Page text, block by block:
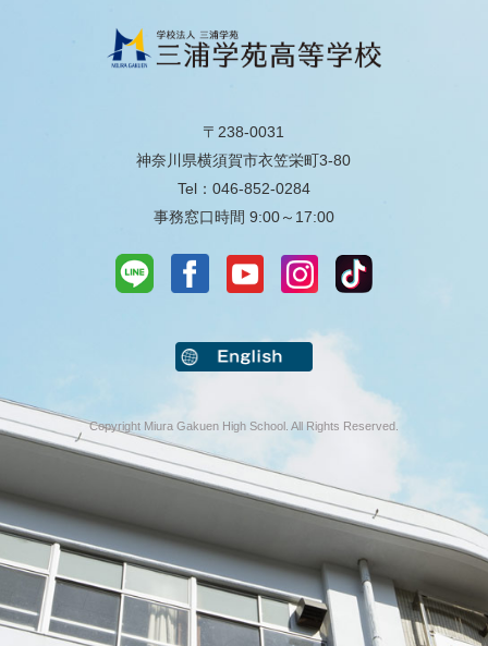
〒238-0031
神奈川県横須賀市衣笠栄町3-80
Tel：046-852-0284
事務窓口時間 9:00～17:00
Copyright Miura Gakuen High School. All Rights Reserved.